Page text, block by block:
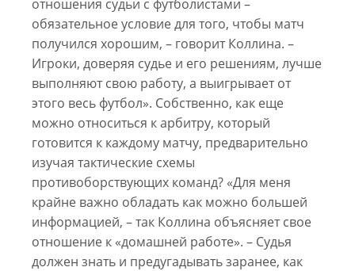
отношения судьи с футболистами –
обязательное условие для того, чтобы матч
получился хорошим, – говорит Коллина. –
Игроки, доверяя судье и его решениям, лучше
выполняют свою работу, а выигрывает от
этого весь футбол». Собственно, как еще
можно относиться к арбитру, который
готовится к каждому матчу, предварительно
изучая тактические схемы
противоборствующих команд? «Для меня
крайне важно обладать как можно большей
информацией, – так Коллина объясняет свое
отношение к «домашней работе». – Судья
должен знать и предугадывать заранее, как